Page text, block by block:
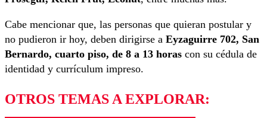
Cabe mencionar que, las personas que quieran postular y
no pudieron ir hoy, deben dirigirse a Eyzaguirre 702, San
Bernardo, cuarto piso, de 8 a 13 horas con su cédula de
identidad y currículum impreso.
OTROS TEMAS A EXPLORAR: